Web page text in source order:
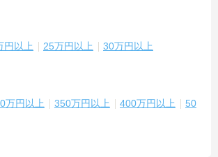
円以上 25万円以上 30万円以上
万円以上 350万円以上 400万円以上
50